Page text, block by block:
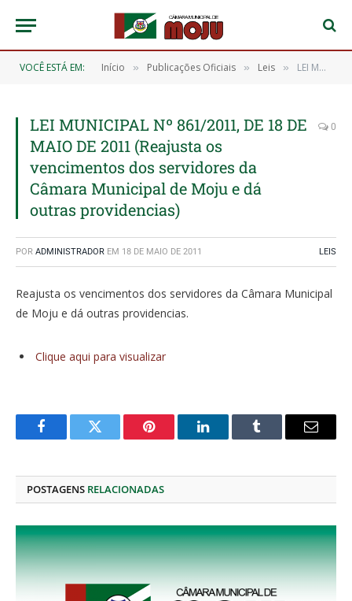
VOCÊ ESTÁ EM: Início » Publicações Oficiais » Leis » LEI MUNICIPAL Nº 861/2011, DE 18 DE MAIO DE 2011 (Reajusta os vencimentos dos servidores da Câmara Municipal de Moju e dá outras providencias)
LEI MUNICIPAL Nº 861/2011, DE 18 DE
MAIO DE 2011 (Reajusta os
vencimentos dos servidores da
Câmara Municipal de Moju e dá
outras providencias)
0
POR ADMINISTRADOR EM 18 DE MAIO DE 2011 LEIS
Reajusta os vencimentos dos servidores da Câmara Municipal
de Moju e dá outras providencias.
Clique aqui para visualizar
FacebookTwitter Pinterest O
Tumblr
E-
POSTAGENS RELACIONADAS